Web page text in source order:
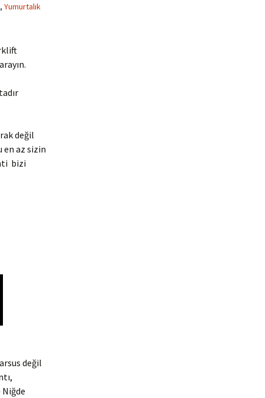
, Yumurtalık
değil
en az sizin
bizi
değil